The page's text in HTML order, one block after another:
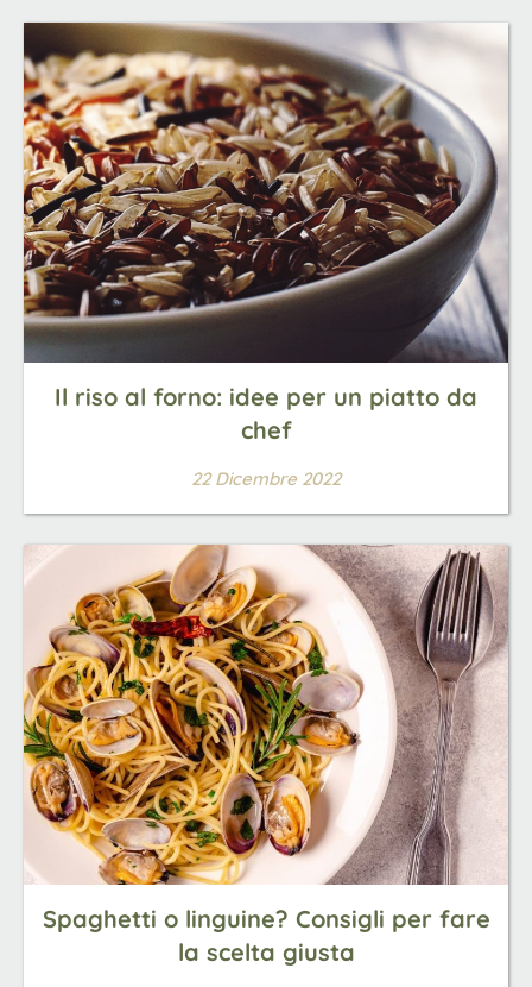
Il riso al forno: idee per un piatto da
chef
22 Dicembre 2022
Spaghetti o linguine? Consigli per fare
la scelta giusta